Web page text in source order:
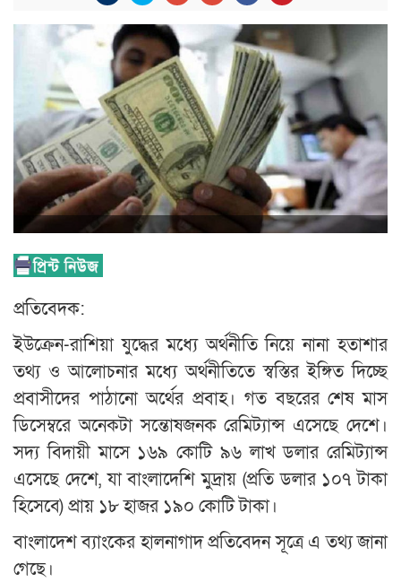
প্রতিবেদক:
ইউক্রেন-রাশিয়া যুদ্ধের মধ্যে অর্থনীতি নিয়ে নানা হতাশার
তথ্য ও আলোচনার মধ্যে অর্থনীতিতে স্বস্তির ইঙ্গিত দিচ্ছে
প্রবাসীদের পাঠানো অর্থের প্রবাহ। গত বছরের শেষ মাস
ডিসেম্বরে অনেকটা সন্তোষজনক রেমিট্যান্স এসেছে দেশে।
সদ্য বিদায়ী মাসে ১৬৯ কোটি ৯৬ লাখ ডলার রেমিট্যান্স
এসেছে দেশে, যা বাংলাদেশি মুদ্রায় (প্রতি ডলার ১০৭ টাকা
হিসেবে) প্রায় ১৮ হাজর ১৯০ কোটি টাকা।
বাংলাদেশ ব্যাংকের হালনাগাদ প্রতিবেদন সূত্রে এ তথ্য জানা
গেছে।